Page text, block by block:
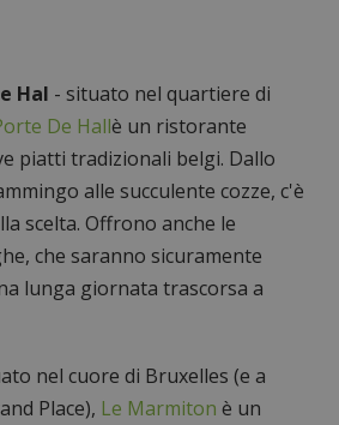
Hal - situato nel quartiere di
De Hallè un ristorante
piatti tradizionali belgi. Dallo
alle succulente cozze, c'è
scelta. Offrono anche le
che saranno sicuramente
lunga giornata trascorsa a
nel cuore di Bruxelles (e a
Place), Le Marmiton è un